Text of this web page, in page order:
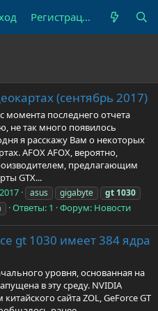
Регистрация
(сентябрь 2017)
последнего отчета
не так много появилось
я расскажу Вам о некоторых
AFOX AFOX, вероятно,
предлагающим
GTX...
asus gigabyte gt 1030
Ответы: 1 Форум: Новости
gt 1030 имеет 384 ядра
уровня, основанная на
в эту среду. NVIDIA
сайта ZOL, GeForce GT